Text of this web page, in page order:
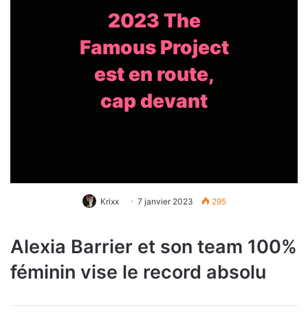
2023 The
Famous Project
est en route,
cap devant
Krixx 7 janvier 2023 295
Alexia Barrier et son team 100%
féminin vise le record absolu